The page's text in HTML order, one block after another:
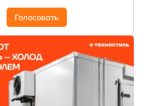
Голосовать